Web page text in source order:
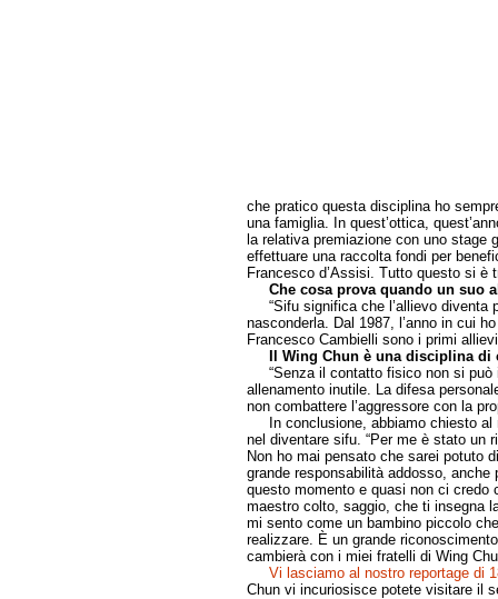
che pratico questa disciplina ho
una famiglia. In quest’ottica,
la relativa premiazione con uno stage
effettuare una raccolta fondi per
Francesco d’Assisi. Tutto questo si è
Che cosa prova quando un suo
“Sifu significa che l’allievo diventa
nasconderla. Dal 1987, l’anno in cui
Francesco Cambielli sono i primi
Il Wing Chun è una disciplina
“Senza il contatto fisico non si può
allenamento inutile. La difesa
non combattere l’aggressore con la
In conclusione, abbiamo chiesto al
nel diventare sifu. “Per me è stato un
Non ho mai pensato che sarei potuto
grande responsabilità addosso,
questo momento e quasi non ci
maestro colto, saggio, che ti insegna
mi sento come un bambino piccolo
realizzare. È un grande
cambierà con i miei fratelli di Wing
Vi lasciamo al nostro reportage di
Chun vi incuriosisce potete visitare il